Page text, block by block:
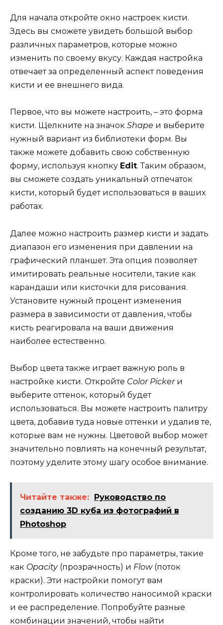
Для начала откройте окно настроек кисти.
Здесь вы сможете увидеть большой выбор
различных параметров, которые можно
изменить по своему вкусу. Каждая настройка
отвечает за определенный аспект поведения
кисти и ее внешнего вида.
Первое, что вы можете настроить, – это форма
кисти. Щелкните на значок Shape и выберите
нужный вариант из библиотеки форм. Вы
также можете добавить свою собственную
форму, используя кнопку Edit. Таким образом,
вы сможете создать уникальный отпечаток
кисти, который будет использоваться в ваших
работах.
Далее можно настроить размер кисти и задать
диапазон его изменения при давлении на
графический планшет. Эта опция позволяет
имитировать реальные носители, такие как
карандаши или кисточки для рисования.
Установите нужный процент изменения
размера в зависимости от давления, чтобы
кисть реагировала на ваши движения
наиболее естественно.
Выбор цвета также играет важную роль в
настройке кисти. Откройте Color Pickerи
выберите оттенок, который будет
использоваться. Вы можете настроить палитру
цвета, добавив туда новые оттенки и удалив те,
которые вам не нужны. Цветовой выбор может
значительно повлиять на конечный результат,
поэтому уделите этому шагу особое внимание.
Читайте также: Руководство по
созданию 3D куба из фотографий в
Photoshop
Кроме того, не забудьте про параметры, такие
как Opacity(прозрачность) и Flow(поток
краски). Эти настройки помогут вам
контролировать количество наносимой краски
и ее распределение. Попробуйте разные
комбинации значений, чтобы найти